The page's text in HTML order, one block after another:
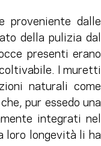
proveniente dalle
della pulizia dal
presenti erano
I muretti
naturali come
pur essedo una
integrati nel
loro longevità li ha